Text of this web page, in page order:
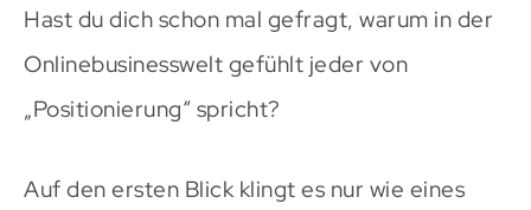
Hast du dich schon mal gefragt, warum in der
Onlinebusinesswelt gefühlt jeder von
„Positionierung“ spricht?
Auf den ersten Blick klingt es nur wie eines